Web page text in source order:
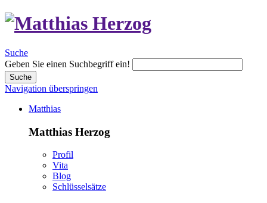
Suche
Geben Sie einen Suchbegriff ein!
Suche
Navigation überspringen
Matthias
Matthias Herzog
Profil
Vita
Blog
Schlüsselsätze